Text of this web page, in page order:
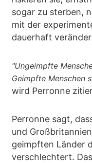
sogar zu sterben,
mit der
dauerhaft
"Ungeimpfte
Geimpfte Menschen
wird Perronne
Perronne sagt,
und
geimpften Länder
verschlechtert.